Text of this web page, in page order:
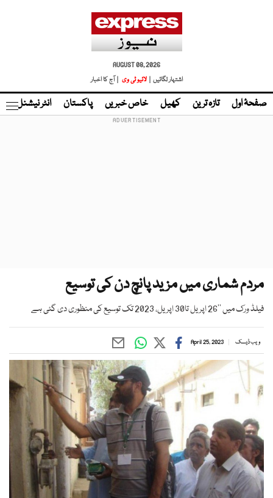
AUGUST 08, 2026
اشتہار لگائیں |
لائیو ٹی وی | آج کا اخبار
صفحۂ اول تازہ ترین کھیل خاص خبریں پاکستان انٹر نیشنل
مردم شماری میں مزید پانچ دن کی توسیع
فیلڈ ورک میں ’’26 اپریل تا30 اپریل، 2023 تک توسیع کی منظوری دی گئی ہے
ویب ڈیسک April 25, 2023